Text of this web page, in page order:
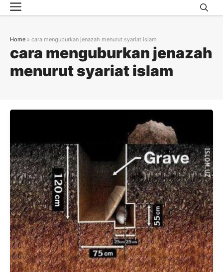
Skip
to
Menu
cara menguburkan jenazah
menurut syariat islam
Home » cara menguburkan jenazah menurut syariat islam